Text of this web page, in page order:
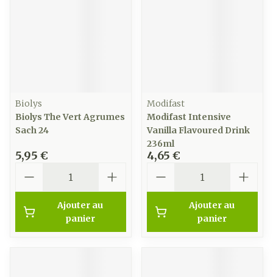
Biolys
Biolys The Vert Agrumes
Sach 24
5,95 €
Ajouter au
panier
Modifast
Modifast Intensive
Vanilla Flavoured Drink
236ml
4,65 €
Ajouter au
panier